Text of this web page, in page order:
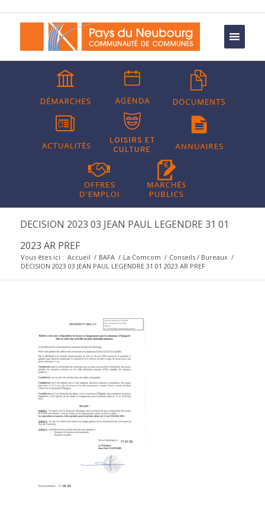
DECISION 2023 03 JEAN PAUL LEGENDRE 31 01
2023 AR PREF
Vous êtes ici : Accueil / BAFA / La Comcom / Conseils / Bureaux /
DECISION 2023 03 JEAN PAUL LEGENDRE 31 01 2023 AR PREF